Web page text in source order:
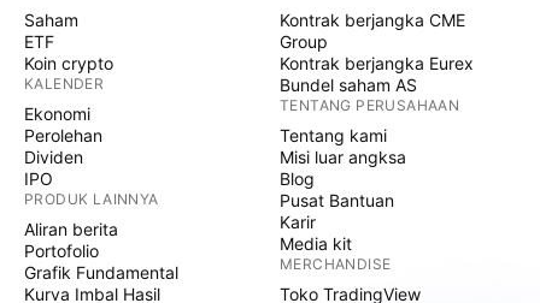
Saham
ETF
Koin crypto
KALENDER
Ekonomi
Perolehan
Dividen
IPO
PRODUK LAINNYA
Aliran berita
Portofolio
Grafik Fundamental
Kurva Imbal Hasil
Kontrak berjangka CME
Group
Kontrak berjangka Eurex
Bundel saham AS
TENTANG PERUSAHAAN
Tentang kami
Misi luar angksa
Blog
Pusat Bantuan
Karir
Media kit
MERCHANDISE
Toko TradingView